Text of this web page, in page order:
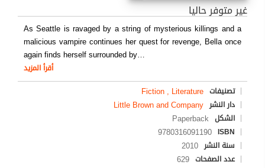
غير متوفر حاليا
As Seattle is ravaged by a string of mysterious killings and a
malicious vampire continues her quest for revenge, Bella once
again finds herself surrounded by…
أقرأ المزيد
تصنيفات Fiction , Literature
دار النشر Little Brown and Company
الشكل Paperback
ISBN
9780316091190
سنة النشر 2010
عدد الصفحات 629